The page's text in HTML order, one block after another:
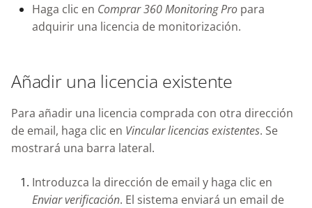
Haga clic en Comprar 360 Monitoring Pro para
adquirir una licencia de monitorización.
Añadir una licencia existente
Para añadir una licencia comprada con otra dirección
de email, haga clic en Vincular licencias existentes. Se
mostrará una barra lateral.
Introduzca la dirección de email y haga clic en
Enviar verificación. El sistema enviará un email de